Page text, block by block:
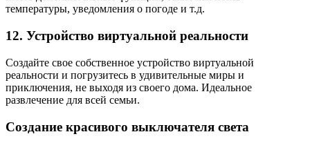
температуры, уведомления о погоде и т.д.
12. Устройство виртуальной реальности
Создайте свое собственное устройство виртуальной
реальности и погрузитесь в удивительные миры и
приключения, не выходя из своего дома. Идеальное
развлечение для всей семьи.
Создание красивого выключателя света